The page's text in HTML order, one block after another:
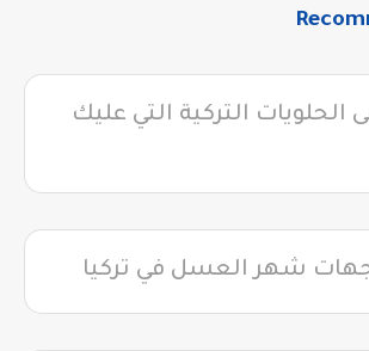
الحلويات التركية التي عليك